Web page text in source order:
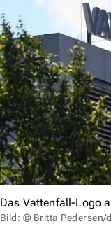
Das Vattenfall-Logo
Bild: © Britta Pedersen/